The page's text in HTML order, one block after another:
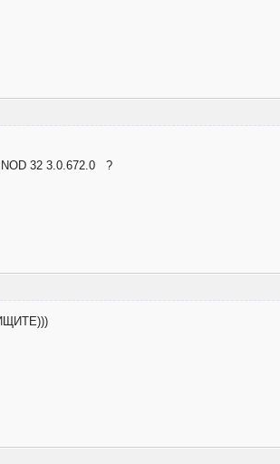
NOD 32 3.0.672.0 ?